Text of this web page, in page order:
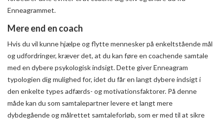
Enneagrammet.
Mere end en coach
Hvis du vil kunne hjælpe og flytte mennesker på enkeltstående mål
og udfordringer, kræver det, at du kan føre en coachende samtale
med en dybere psykologisk indsigt. Dette giver Enneagram
typologien dig mulighed for, idet du får en langt dybere indsigt i
den enkelte types adfærds- og motivationsfaktorer. På denne
måde kan du som samtalepartner levere et langt mere
dybdegående og målrettet samtaleforløb, som er med til at sikre